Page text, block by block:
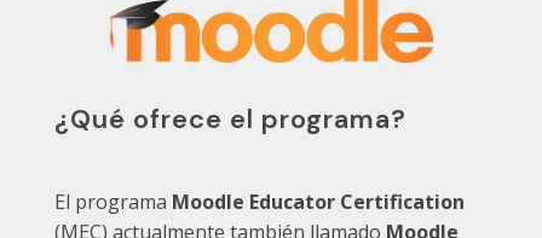
¿Qué ofrece el programa?
El programa Moodle Educator Certification
(MEC) actualmente también llamado Moodle